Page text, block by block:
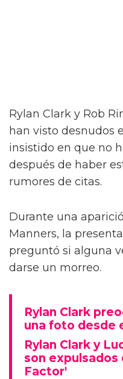
Rylan Clark y Rob
han visto desnudos
insistido en que no
después de haber
rumores de citas.
Durante una
Manners, la
preguntó si alguna
darse un morreo.
Rylan Clark
una foto desde
Rylan Clark y
son expulsados
Factor'